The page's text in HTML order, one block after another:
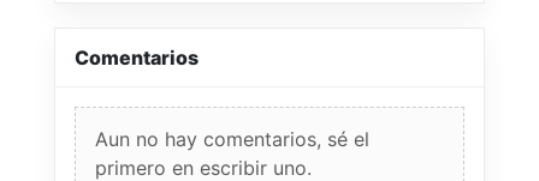
Comentarios
Aun no hay comentarios, sé el
primero en escribir uno.